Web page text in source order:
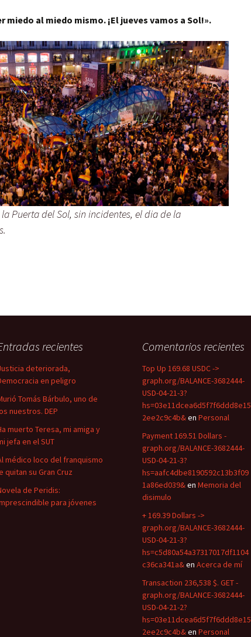
miedo al miedo mismo. ¡El jueves vamos a Sol!».
Puerta del Sol, sin incidentes, el dia de la
recientes
deteriorada,
en peligro
Tomás Bárbulo, uno de
nuestros. DEP
muerto Teresa, mi amiga y
jefa en el SUT
médico loco del franquismo
quitan su Gran Cruz
de Peridis:
para jóvenes
Comentarios recientes
Top Up 169.68 USDC ->
graph.org/BALANCE-3682444-
USD-04-21-3?
hs=03e11dcea6d5f7f6ddd8e15
2ee2c9c4b&en Personal
Payment 169.51 Dollars -
graph.org/BALANCE-3682444-
USD-04-21-3?
hs=aafc4dbe8190592c13b3f09
1a86ed039&en Memoria del
disimulo
+ 169.39 Dollars ->
graph.org/BALANCE-3682444-
USD-04-21-3?
hs=c5d80a54a37317017df1104
c36ca341a&en Acerca de mí
Transaction 236,538 $. GET -
graph.org/BALANCE-3682444-
USD-04-21-2?
hs=03e11dcea6d5f7f6ddd8e15
2ee2c9c4b&en Personal